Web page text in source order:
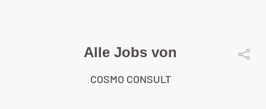
Alle Jobs von
COSMO CONSULT